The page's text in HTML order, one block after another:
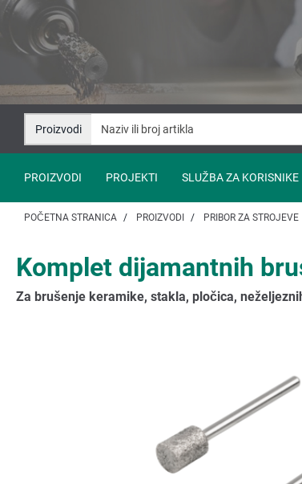
Idi
sadržaj
Idi
navigaciju
Proizvodi
PROIZVODI PROJEKTI SLUŽBA ZA KORISNIKE
POČETNA STRANICA PROIZVODI PRIBOR ZA STROJEVE
Komplet dijamantnih
Za brušenje keramike, stakla, pločica,